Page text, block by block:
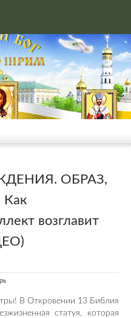
ОБРАЗ,
возглавит
В Откровении 13 Библия
статуя, которая